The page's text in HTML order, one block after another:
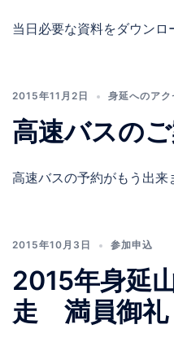
当日必要な資料をダウン
2015年11月2日 身延へのアク
高速バスのご
高速バスの予約がもう出
2015年10月3日 参加申込
2015年身延
走 満員御礼